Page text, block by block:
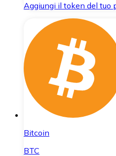
Aggiungi il token del tuo
Bitcoin
BTC